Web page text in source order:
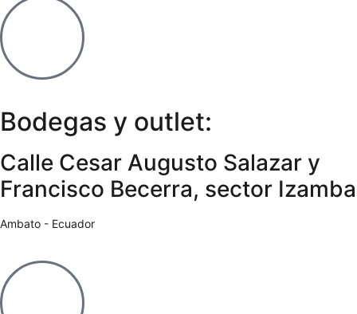
Bodegas y outlet:
Calle Cesar Augusto Salazar y
Francisco Becerra, sector Izamba
Ambato - Ecuador